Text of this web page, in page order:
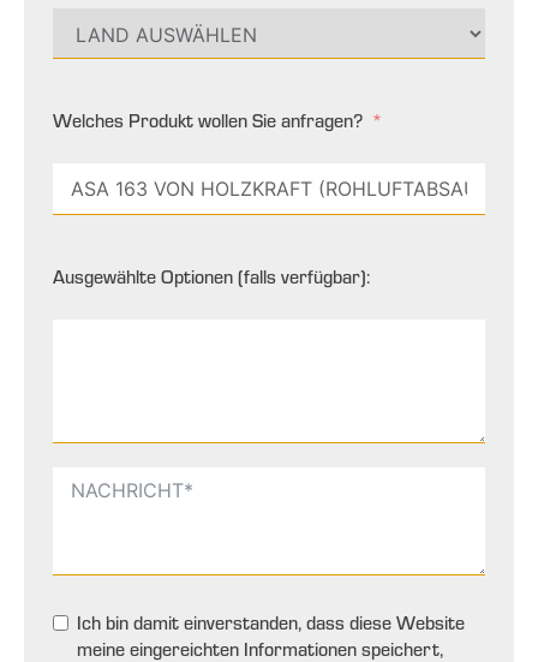
Welches Produkt wollen Sie anfragen?
Ausgewählte Optionen (falls verfügbar):
Ich bin damit einverstanden, dass diese Website
meine eingereichten Informationen speichert,